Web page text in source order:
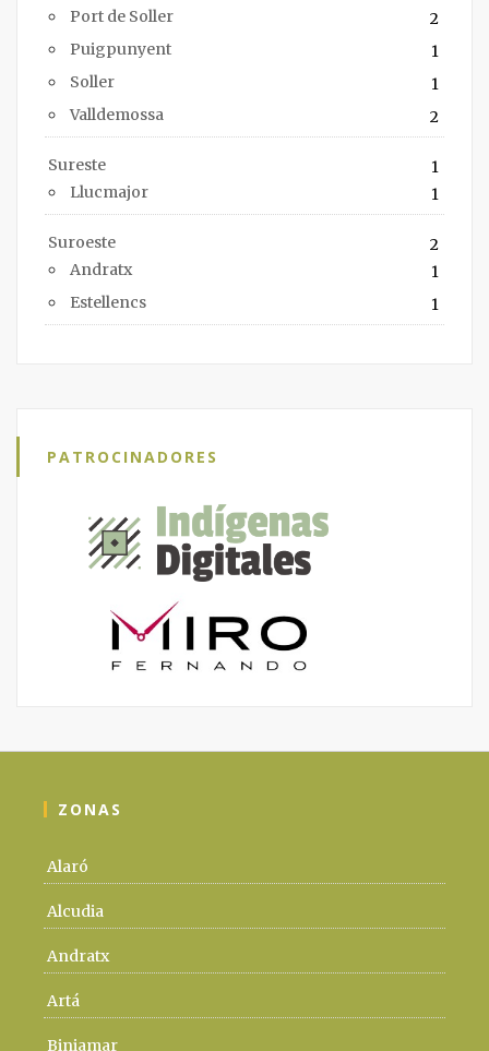
Port de Soller
2
Puigpunyent
1
Soller
1
Valldemossa
2
Sureste
1
Llucmajor
1
Suroeste
2
Andratx
1
Estellencs
1
PATROCINADORES
ZONAS
Alaró
Alcudia
Andratx
Artá
Biniamar